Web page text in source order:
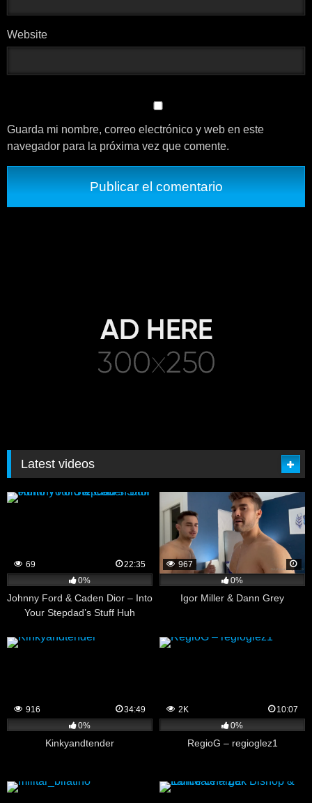
Website
Guarda mi nombre, correo electrónico y web en este
navegador para la próxima vez que comente.
Latest videos
69
22:35
0%
Johnny Ford & Caden Dior – Into
Your Stepdad’s Stuff Huh
967
0%
Igor Miller & Dann Grey
916
34:49
0%
Kinkyandtender
2K
10:07
0%
RegioG – regioglez1